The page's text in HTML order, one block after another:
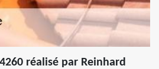
réalisé par Reinhard